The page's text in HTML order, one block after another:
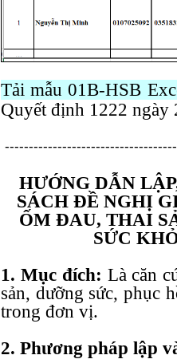
Tải mẫu 01B-HSB
Quyết định 1222 ngày
HƯỚNG DẪN
SÁCH ĐỀ NGHỊ
ỐM ĐAU, THAI
SỨC
1. Mục đích: Là căn
sản, dưỡng sức, phục
trong đơn vị.
2. Phương pháp lập